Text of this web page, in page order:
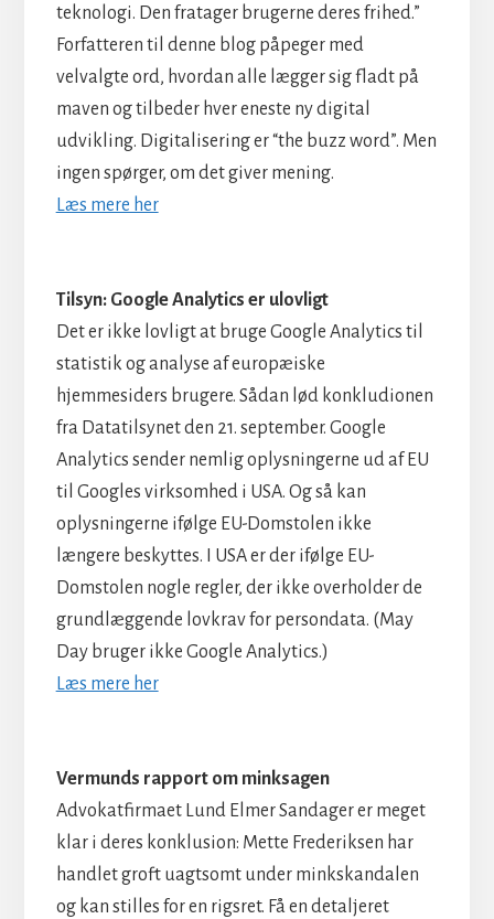
teknologi. Den fratager brugerne deres frihed.”
Forfatteren til denne blog påpeger med
velvalgte ord, hvordan alle lægger sig fladt på
maven og tilbeder hver eneste ny digital
udvikling. Digitalisering er “the buzz word”. Men
ingen spørger, om det giver mening.
Læs mere her
Tilsyn: Google Analytics er ulovligt
Det er ikke lovligt at bruge Google Analytics til
statistik og analyse af europæiske
hjemmesiders brugere. Sådan lød konkludionen
fra Datatilsynet den 21. september. Google
Analytics sender nemlig oplysningerne ud af EU
til Googles virksomhed i USA. Og så kan
oplysningerne ifølge EU-Domstolen ikke
længere beskyttes. I USA er der ifølge EU-
Domstolen nogle regler, der ikke overholder de
grundlæggende lovkrav for persondata. (May
Day bruger ikke Google Analytics.)
Læs mere her
​​​​​​​Vermunds rapport om minksagen
Advokatfirmaet Lund Elmer Sandager er meget
klar i deres konklusion: Mette Frederiksen har
handlet groft uagtsomt under minkskandalen
og kan stilles for en rigsret. Få en detaljeret